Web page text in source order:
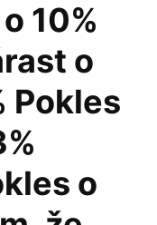
10%
o
Pokles
o